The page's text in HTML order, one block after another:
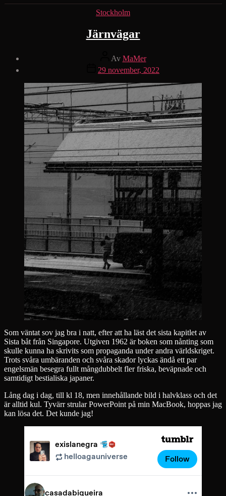
Kategorier
Stockholm
Järnvägar
Inläggsförfattare
Av MaMer
Inläggsdatum
29 november, 2022
Som väntat sov jag bra i natt, efter att ha läst det sista kapitlet av
Sista båt från Singapore. Utgiven 1962 är boken som nånting som
skulle kunna ha skrivits som propaganda under andra världskriget.
Trots svåra umbäranden och svåra skador lyckas ändå ett par
engelsmän besegra fullt mångdubbelt fler friska, beväpnade och
samtidigt bestialiska japaner.
Lång dag i dag, till kl 18, men innehållande bild i halvklass och det
är alltid kul. Tyvärr strular PowerPoint på min MacBook, hoppas jag
kan lösa det. Det kunde jag!